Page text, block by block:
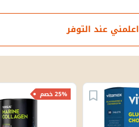
اعلمني عند التوفر
25% خصم